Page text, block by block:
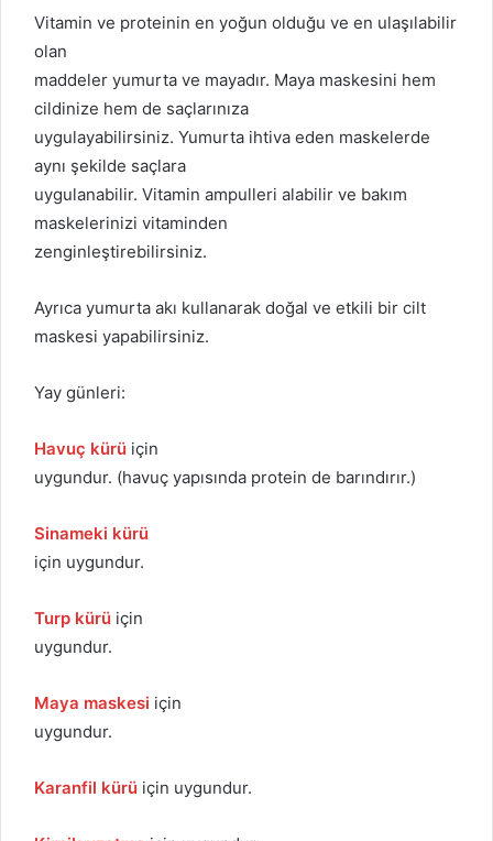
Vitamin ve proteinin en yoğun olduğu ve en ulaşılabilir
olan
maddeler yumurta ve mayadır. Maya maskesini hem
cildinize hem de saçlarınıza
uygulayabilirsiniz. Yumurta ihtiva eden maskelerde
aynı şekilde saçlara
uygulanabilir. Vitamin ampulleri alabilir ve bakım
maskelerinizi vitaminden
zenginleştirebilirsiniz.
Ayrıca yumurta akı kullanarak doğal ve etkili bir cilt
maskesi yapabilirsiniz.
Yay günleri:
Havuç kürü için
uygundur. (havuç yapısında protein de barındırır.)
Sinameki kürü
için uygundur.
Turp kürü için
uygundur.
Maya maskesi için
uygundur.
Karanfil kürü için uygundur.